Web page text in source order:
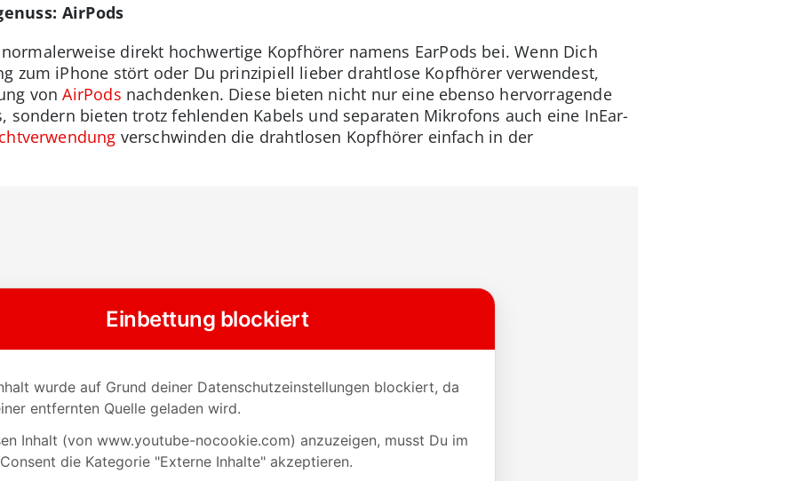
AirPods
direkt hochwertige Kopfhörer namens EarPods bei. Wenn Dich
zum iPhone stört oder Du prinzipiell lieber drahtlose Kopfhörer verwendest,
vonAirPods nachdenken. Diese bieten nicht nur eine ebenso hervorragende
sondern bieten trotz fehlenden Kabels und separaten Mikrofons auch eine InEar-
verschwinden die drahtlosen Kopfhörer einfach in der